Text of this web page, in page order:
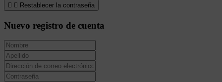
  Restablecer la contraseña
Nuevo registro de cuenta